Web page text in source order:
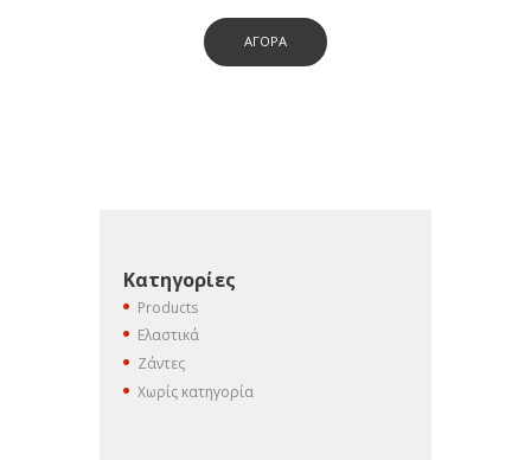
500€.
is:
300€.
ΑΓΟΡΑ
Κατηγορίες
Products
Ελαστικά
Ζάντες
Χωρίς κατηγορία